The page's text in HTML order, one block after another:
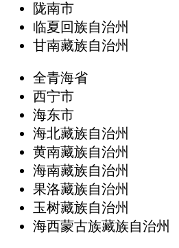
陇南市
临夏回族自治州
甘南藏族自治州
全青海省
西宁市
海东市
海北藏族自治州
黄南藏族自治州
海南藏族自治州
果洛藏族自治州
玉树藏族自治州
海西蒙古族藏族自治州